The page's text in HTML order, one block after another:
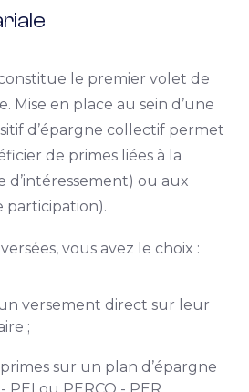
constitue le premier volet de
Mise en place au sein d’une
d’épargne collectif permet
de primes liées à la
d’intéressement) ou aux
participation).
vous avez le choix :
versement direct sur leur
;
sur un plan d’épargne